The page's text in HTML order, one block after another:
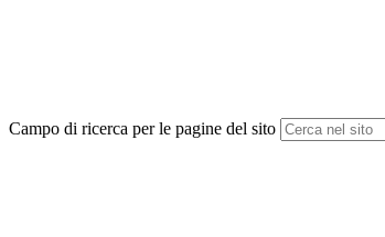
Campo di ricerca per le pagine del sito